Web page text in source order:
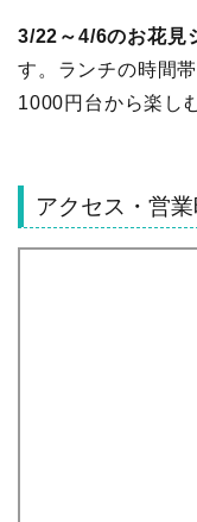
3/22～4/6のお花見
す。ランチの時間
1000円台から楽し
アクセス・営